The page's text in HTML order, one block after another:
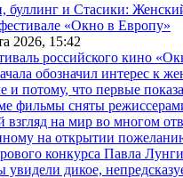
буллинг и Стасики:
«Окно в Европу»
2026, 15:42
российского кино
обозначил интерес к
и потому, что первые
фильмы сняты
взгляд на мир во многом
на открытии
конкурса Павла
увидели дикое,